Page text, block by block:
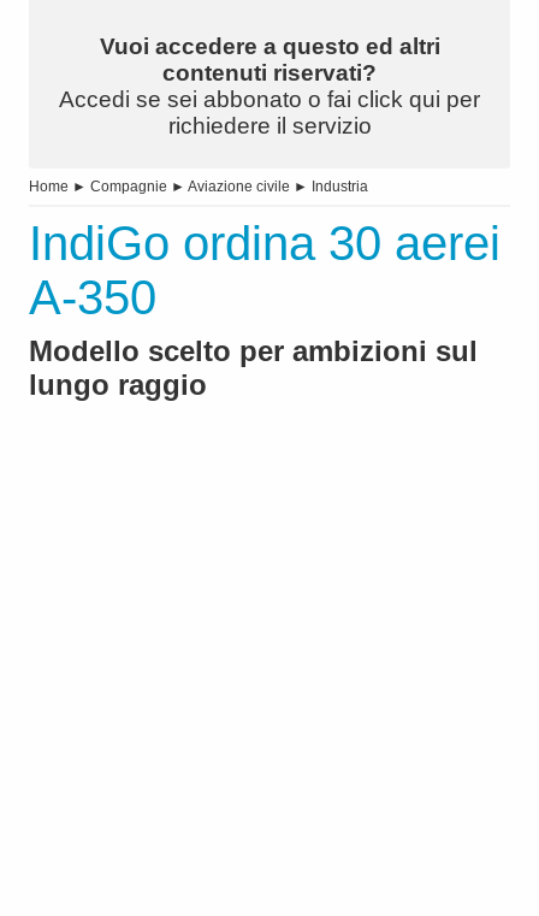
Vuoi accedere a questo ed altri
contenuti riservati?
Accedi se sei abbonato o fai click qui per
richiedere il servizio
Home ► Compagnie ► Aviazione civile ► Industria
IndiGo ordina 30 aerei
A-350
Modello scelto per ambizioni sul
lungo raggio